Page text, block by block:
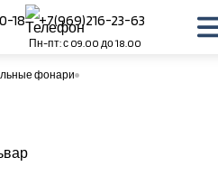
18 +7(969)216-23-63
Пн-пт: с 09.00 до 18.00
фонари